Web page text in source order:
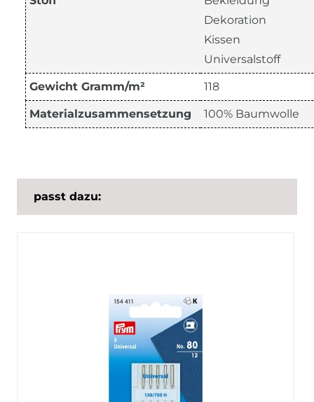
Dekoration
Kissen
Universalstoff
Gewicht Gramm/m² 118
Materialzusammensetzung 100% Baumwolle
passt dazu: